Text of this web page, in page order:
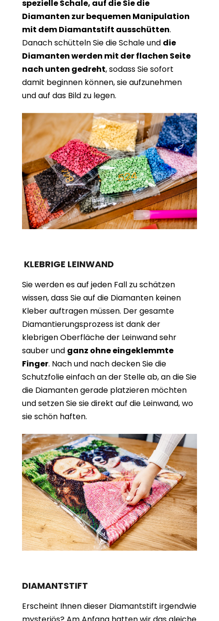
spezielle Schale, auf die Sie die
Diamanten zur bequemen Manipulation
mit dem Diamantstift ausschütten.
Danach schütteln Sie die Schale und die
Diamanten werden mit der flachen Seite
nach unten gedreht, sodass Sie sofort
damit beginnen können, sie aufzunehmen
und auf das Bild zu legen.
KLEBRIGE LEINWAND
Sie werden es auf jeden Fall zu schätzen
wissen, dass Sie auf die Diamanten keinen
Kleber auftragen müssen. Der gesamte
Diamantierungsprozess ist dank der
klebrigen Oberfläche der Leinwand sehr
sauber und ganz ohne eingeklemmte
Finger. Nach und nach decken Sie die
Schutzfolie einfach an der Stelle ab, an die Sie
die Diamanten gerade platzieren möchten
und setzen Sie sie direkt auf die Leinwand, wo
sie schön haften.
DIAMANTSTIFT
Erscheint Ihnen dieser Diamantstift irgendwie